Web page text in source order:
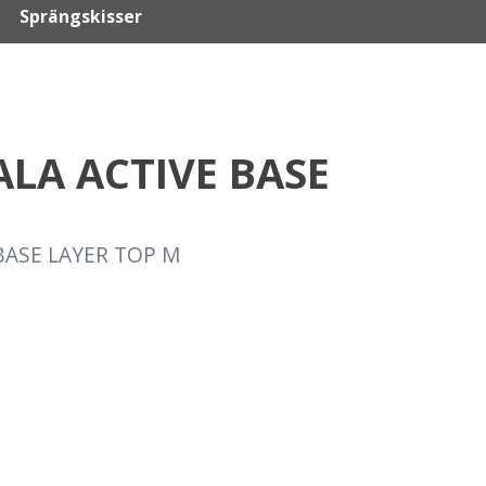
Sprängskisser
ACTIVE BASE
LAYER TOP M